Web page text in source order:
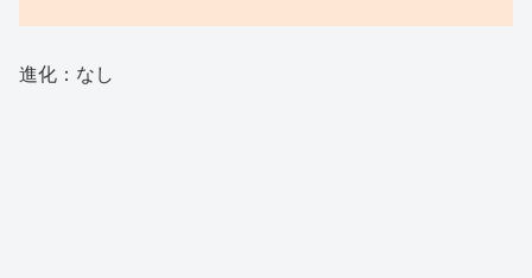
進化：なし